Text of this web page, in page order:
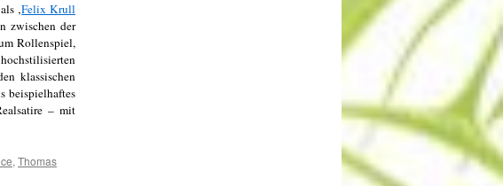
‚Felix Krull
zwischen der
Rollenspiel,
klassischen
beispielhaftes
– mit
, Thomas